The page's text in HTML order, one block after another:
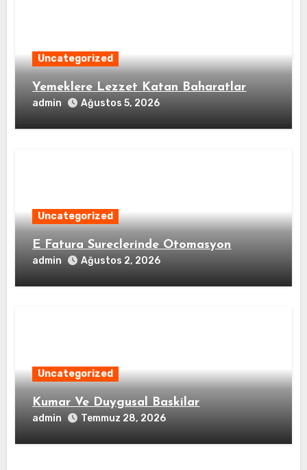
Uncategorized
Yemeklere Lezzet Katan Baharatlar
admin Ağustos 5, 2026
Uncategorized
E Fatura Sureclerinde Otomasyon
admin Ağustos 2, 2026
Uncategorized
Kumar Ve Duygusal Baskilar
admin Temmuz 28, 2026